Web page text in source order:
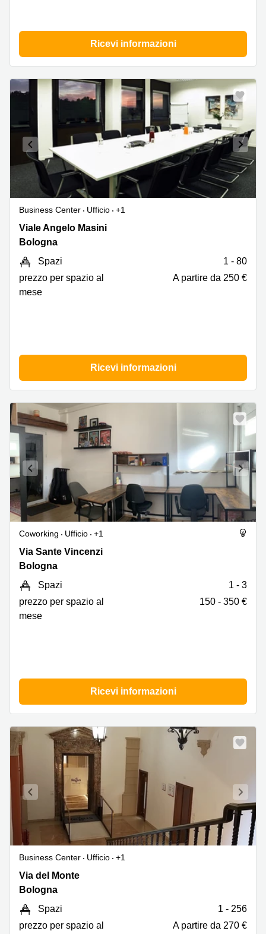
Ricevi informazioni
Business Center Ufficio
+1
Viale
Masini
Bologna
Viale Angelo Masini
Bologna
Spazi
1 - 80
prezzo per spazio al
mese
A partire da 250 €
Ricevi informazioni
Coworking Ufficio
+1
Via
Sante
2,
Bologna
Via Sante Vincenzi
Bologna
Spazi
1 - 3
prezzo per spazio al
mese
150 - 350 €
Ricevi informazioni
Business Center Ufficio
+1
Via
Del
1,
Bologna
Via del Monte
Bologna
Spazi
1 - 256
prezzo per spazio al
A partire da 270 €